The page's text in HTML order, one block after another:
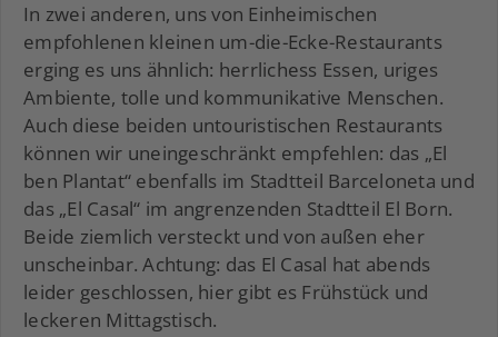
In zwei anderen, uns von Einheimischen
empfohlenen kleinen um-die-Ecke-Restaurants
erging es uns ähnlich: herrlichess Essen, uriges
Ambiente, tolle und kommunikative Menschen.
Auch diese beiden untouristischen Restaurants
können wir uneingeschränkt empfehlen: das „El
ben Plantat“ ebenfalls im Stadtteil Barceloneta und
das „El Casal“ im angrenzenden Stadtteil El Born.
Beide ziemlich versteckt und von außen eher
unscheinbar. Achtung: das El Casal hat abends
leider geschlossen, hier gibt es Frühstück und
leckeren Mittagstisch.